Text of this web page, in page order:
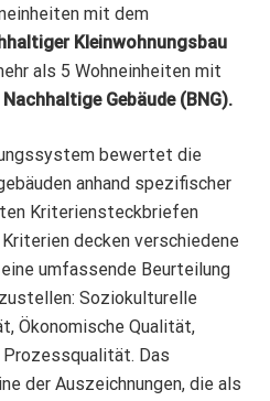
mit dem
Kleinwohnungsbau
als 5 Wohneinheiten mit
Gebäude (BNG).
bewertet die
anhand spezifischer
Kriteriensteckbriefen
decken verschiedene
umfassende Beurteilung
Soziokulturelle
Ökonomische Qualität,
Das
der Auszeichnungen, die als